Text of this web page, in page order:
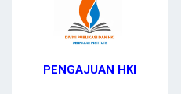
PENGAJUAN HKI